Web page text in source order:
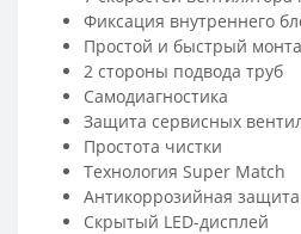
Фиксация внутреннего
Простой и быстрый
2 стороны подвода труб
Самодиагностика
Защита сервисных
Простота чистки
Технология Super Match
Антикоррозийная защита
Скрытый LED-дисплей